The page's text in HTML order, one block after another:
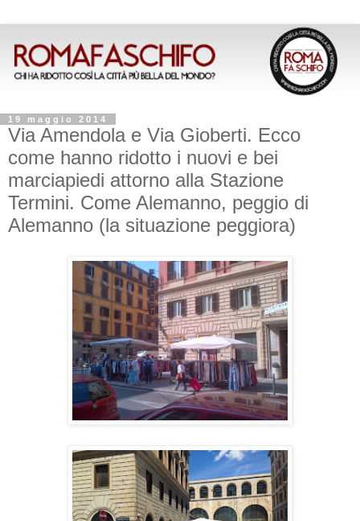
19 maggio 2014
Via Amendola e Via Gioberti. Ecco
come hanno ridotto i nuovi e bei
marciapiedi attorno alla Stazione
Termini. Come Alemanno, peggio di
Alemanno (la situazione peggiora)